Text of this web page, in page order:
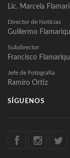
Lic. Marcela
Director de Noticias
Guillermo
Subdirector
Francisco
Jefe de Fotografía
Ramiro Ortíz
SÍGUENOS